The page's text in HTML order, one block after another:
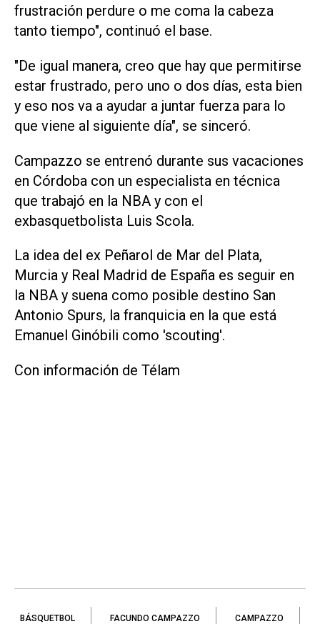
frustración perdure o me coma la cabeza
tanto tiempo", continuó el base.
"De igual manera, creo que hay que permitirse
estar frustrado, pero uno o dos días, esta bien
y eso nos va a ayudar a juntar fuerza para lo
que viene al siguiente día", se sinceró.
Campazzo se entrenó durante sus vacaciones
en Córdoba con un especialista en técnica
que trabajó en la NBA y con el
exbasquetbolista Luis Scola.
La idea del ex Peñarol de Mar del Plata,
Murcia y Real Madrid de España es seguir en
la NBA y suena como posible destino San
Antonio Spurs, la franquicia en la que está
Emanuel Ginóbili como 'scouting'.
Con información de Télam
BÁSQUETBOL FACUNDO CAMPAZZO CAMPAZZO